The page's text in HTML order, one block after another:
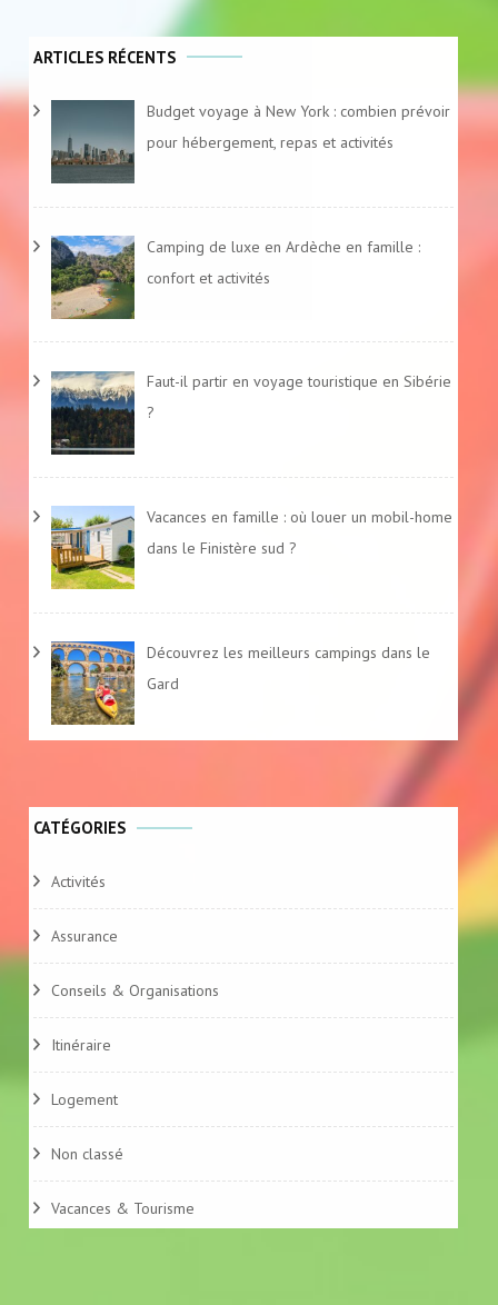
ARTICLES RÉCENTS
Budget voyage à New York : combien prévoir
pour hébergement, repas et activités
Camping de luxe en Ardèche en famille :
confort et activités
Faut-il partir en voyage touristique en Sibérie
?
Vacances en famille : où louer un mobil-home
dans le Finistère sud ?
Découvrez les meilleurs campings dans le
Gard
CATÉGORIES
Activités
Assurance
Conseils & Organisations
Itinéraire
Logement
Non classé
Vacances & Tourisme